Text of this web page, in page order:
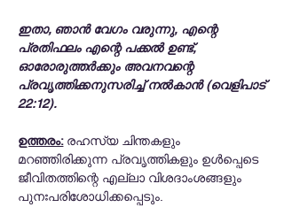
ഇതാ, ഞാൻ വേഗം വരുന്നു, എന്റെ
പ്രതിഫലം എന്റെ പക്കൽ ഉണ്ട്,
ഓരോരുത്തർക്കും അവനവന്റെ
പ്രവൃത്തിക്കനുസരിച്ച് നൽകാൻ (വെളിപാട്
22:12).
ഉത്തരം:രഹസ്യ ചിന്തകളും
മറഞ്ഞിരിക്കുന്ന പ്രവൃത്തികളും ഉൾപ്പെടെ
ജീവിതത്തിന്റെ എല്ലാ വിശദാംശങ്ങളും
പുനഃപരിശോധിക്കപ്പെടും.